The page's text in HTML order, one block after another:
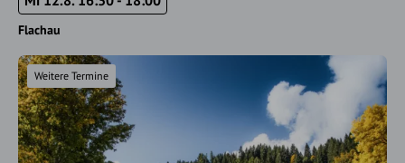
Flachau
Weitere Termine